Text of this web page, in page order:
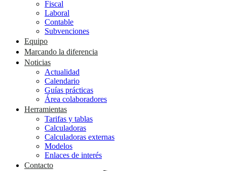
Fiscal
Laboral
Contable
Subvenciones
Equipo
Marcando la diferencia
Noticias
Actualidad
Calendario
Guías prácticas
Área colaboradores
Herramientas
Tarifas y tablas
Calculadoras
Calculadoras externas
Modelos
Enlaces de interés
Contacto